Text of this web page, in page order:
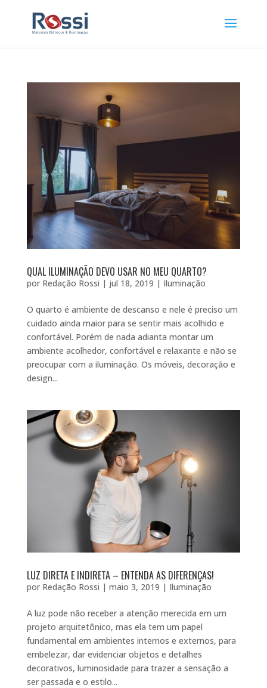
QUAL ILUMINAÇÃO DEVO USAR NO MEU QUARTO?
por Redação Rossi | jul 18, 2019 | Iluminação
O quarto é ambiente de descanso e nele é preciso um
cuidado ainda maior para se sentir mais acolhido e
confortável. Porém de nada adianta montar um
ambiente acolhedor, confortável e relaxante e não se
preocupar com a iluminação. Os móveis, decoração e
design...
LUZ DIRETA E INDIRETA – ENTENDA AS DIFERENÇAS!
por Redação Rossi | maio 3, 2019 | Iluminação
A luz pode não receber a atenção merecida em um
projeto arquitetônico, mas ela tem um papel
fundamental em ambientes internos e externos, para
embelezar, dar evidenciar objetos e detalhes
decorativos, luminosidade para trazer a sensação a
ser passada e o estilo...